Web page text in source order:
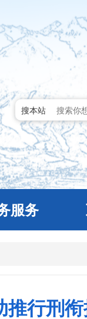
搜本站
服务
推行刑